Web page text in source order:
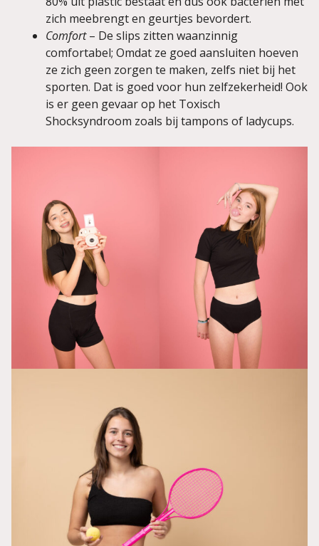
zich meebrengt en geurtjes bevordert.
Comfort– De slips zitten waanzinnig
comfortabel; Omdat ze goed aansluiten hoeven
ze zich geen zorgen te maken, zelfs niet bij het
sporten. Dat is goed voor hun zelfzekerheid! Ook
is er geen gevaar op het Toxisch
Shocksyndroom zoals bij tampons of ladycups.